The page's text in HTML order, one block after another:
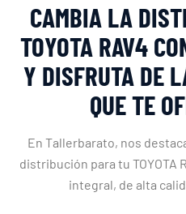
CAMBIA LA
TOYOTA RAV4
Y DISFRUTA DE
QUE TE
En Tallerbarato, nos
distribución para tu TOYOTA
integral, de alta